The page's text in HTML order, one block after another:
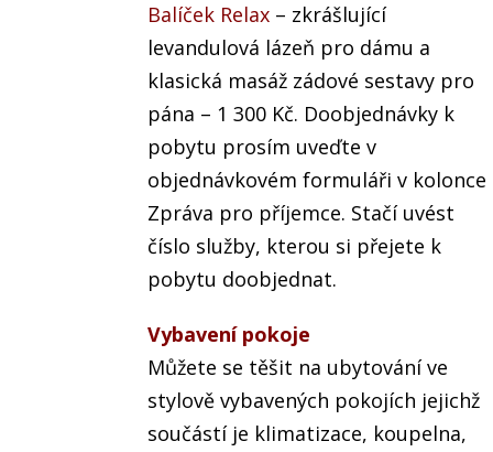
Balíček Relax – zkrášlující
levandulová lázeň pro dámu a
klasická masáž zádové sestavy pro
pána – 1 300 Kč. Doobjednávky k
pobytu prosím uveďte v
objednávkovém formuláři v kolonce
Zpráva pro příjemce. Stačí uvést
číslo služby, kterou si přejete k
pobytu doobjednat.
Vybavení pokoje
Můžete se těšit na ubytování ve
stylově vybavených pokojích jejichž
součástí je klimatizace, koupelna,